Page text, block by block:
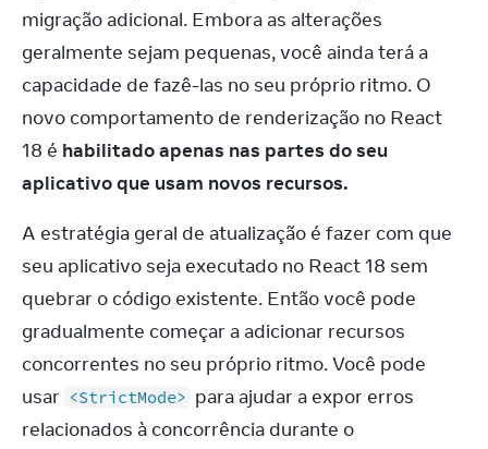
migração adicional. Embora as alterações
geralmente sejam pequenas, você ainda terá a
capacidade de fazê-las no seu próprio ritmo. O
novo comportamento de renderização no React
18 é habilitado apenas nas partes do seu
aplicativo que usam novos recursos.
A estratégia geral de atualização é fazer com que
seu aplicativo seja executado no React 18 sem
quebrar o código existente. Então você pode
gradualmente começar a adicionar recursos
concorrentes no seu próprio ritmo. Você pode
usar <StrictMode> para ajudar a expor erros
relacionados à concorrência durante o